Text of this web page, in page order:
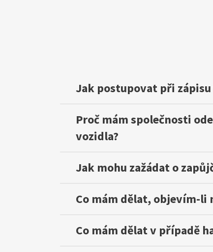
Jak postupovat při
Proč mám společnosti
vozidla?
Jak mohu zažádat o
Co mám dělat, objevím-li
Co mám dělat v případě